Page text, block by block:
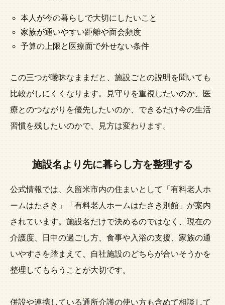
本人が今の暮らしで大切にしたいこと
家族が通いやすい距離や面会頻度
予算の上限と医療面で外せない条件
この三つが曖昧なままだと、施設ごとの説明を聞いても
比較がしにくくなります。見守りを重視したいのか、医
療とのつながりを優先したいのか、できるだけ今の生活
習慣を残したいのかで、見方は変わります。
施設名より先に暮らし方を整理する
公式情報では、久留米市内の住まいとして「有料老人ホ
ームはたさき」「有料老人ホームはたさき別館」が案内
されています。施設名だけで決めるのではなく、現在の
介護度、日中の過ごし方、食事や入浴の支援、家族の通
いやすさを踏まえて、自社施設のどちらが合いそうかを
整理してもらうことが大切です。
併設や連携している通所介護の使い方も含めて相談して